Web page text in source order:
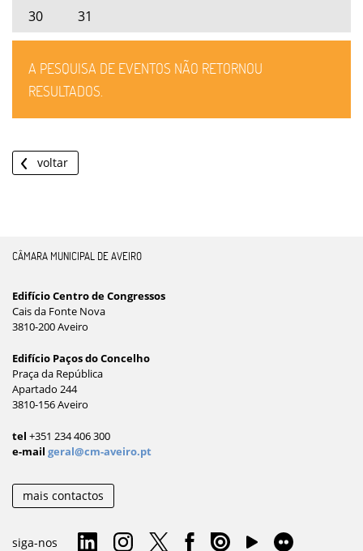
30
31
A PESQUISA DE EVENTOS NÃO RETORNOU
RESULTADOS.
voltar
CÂMARA MUNICIPAL DE AVEIRO
Edifício Centro de Congressos
Cais da Fonte Nova
3810-200 Aveiro
Edifício Paços do Concelho
Praça da República
Apartado 244
3810-156 Aveiro
tel +351 234 406 300
e-mail geral@cm-aveiro.pt
mais contactos
siga-nos